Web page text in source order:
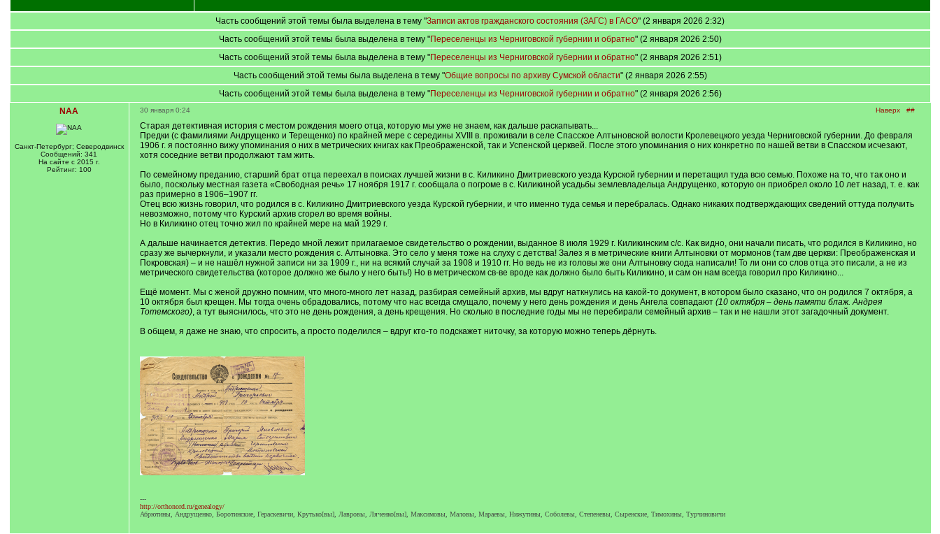
Часть сообщений этой темы была выделена в тему "Записи актов гражданского состояния (ЗАГС) в ГАСО" (2 января 2026 2:32)
Часть сообщений этой темы была выделена в тему "Переселенцы из Черниговской губернии и обратно" (2 января 2026 2:50)
Часть сообщений этой темы была выделена в тему "Переселенцы из Черниговской губернии и обратно" (2 января 2026 2:51)
Часть сообщений этой темы была выделена в тему "Общие вопросы по архиву Сумской области" (2 января 2026 2:55)
Часть сообщений этой темы была выделена в тему "Переселенцы из Черниговской губернии и обратно" (2 января 2026 2:56)
NAA
Санкт-Петербург; Северодвинск
Сообщений: 341
На сайте с 2015 г.
Рейтинг: 100
Наверх ##
30 января 0:24
Старая детективная история с местом рождения моего отца, которую мы уже не знаем, как дальше раскапывать...
Предки (с фамилиями Андрущенко и Терещенко) по крайней мере с середины XVIII в. проживали в селе Спасское Алтыновской волости Кролевецкого уезда Черниговской губернии. До февраля
1906 г. я постоянно вижу упоминания о них в метрических книгах как Преображенской, так и Успенской церквей. После этого упоминания о них конкретно по нашей ветви в Спасском исчезают,
хотя соседние ветви продолжают там жить.
По семейному преданию, старший брат отца переехал в поисках лучшей жизни в с. Киликино Дмитриевского уезда Курской губернии и перетащил туда всю семью. Похоже на то, что так оно и
было, поскольку местная газета «Свободная речь» 17 ноября 1917 г. сообщала о погроме в с. Киликиной усадьбы землевладельца Андрущенко, которую он приобрел около 10 лет назад, т. е. как
раз примерно в 1906–1907 гг.
Отец всю жизнь говорил, что родился в с. Киликино Дмитриевского уезда Курской губернии, и что именно туда семья и перебралась. Однако никаких подтверждающих сведений оттуда получить
невозможно, потому что Курский архив сгорел во время войны.
Но в Киликино отец точно жил по крайней мере на май 1929 г.
А дальше начинается детектив. Передо мной лежит прилагаемое свидетельство о рождении, выданное 8 июля 1929 г. Киликинским с/с. Как видно, они начали писать, что родился в Киликино, но
сразу же вычеркнули, и указали место рождения с. Алтыновка. Это село у меня тоже на слуху с детства! Залез я в метрические книги Алтыновки от мормонов (там две церкви: Преображенская и
Покровская) – и не нашёл нужной записи ни за 1909 г., ни на всякий случай за 1908 и 1910 гг. Но ведь не из головы же они Алтыновку сюда написали! То ли они со слов отца это писали, а не из
метрического свидетельства (которое должно же было у него быть!) Но в метрическом св-ве вроде как должно было быть Киликино, и сам он нам всегда говорил про Киликино...
Ещё момент. Мы с женой дружно помним, что много-много лет назад, разбирая семейный архив, мы вдруг наткнулись на какой-то документ, в котором было сказано, что он родился 7 октября, а
10 октября был крещен. Мы тогда очень обрадовались, потому что нас всегда смущало, почему у него день рождения и день Ангела совпадают (10 октября – день памяти блаж. Андрея
Тотемского), а тут выяснилось, что это не день рождения, а день крещения. Но сколько в последние годы мы не перебирали семейный архив – так и не нашли этот загадочный документ.
В общем, я даже не знаю, что спросить, а просто поделился – вдруг кто-то подскажет ниточку, за которую можно теперь дёрнуть.
---
http://orthonord.ru/genealogy/
Абрютины, Андрущенко, Боротинские, Гераскевичи, Крутько[вы], Лавровы, Ляченко[вы], Максимовы, Маловы, Мараевы, Нижутины, Соболевы, Степеневы, Сыренские, Тимохины, Турчиновичи